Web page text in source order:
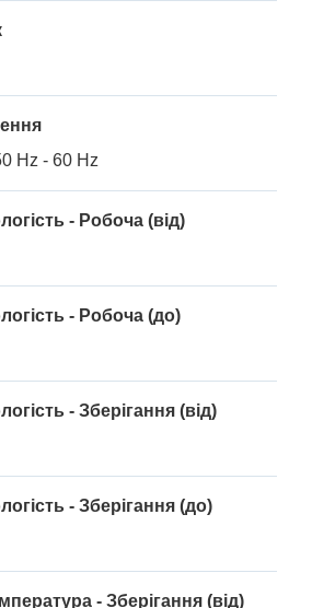
Hz - 60 Hz
- Робоча (від)
- Робоча (до)
- Зберігання (від)
- Зберігання (до)
- Зберігання (від)